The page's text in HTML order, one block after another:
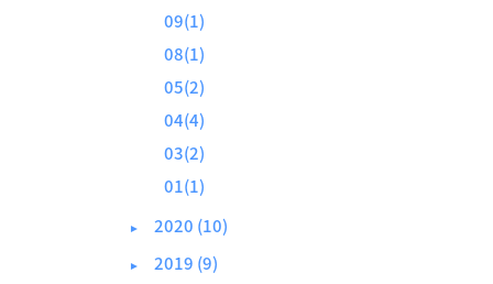
09(1)
08(1)
05(2)
04(4)
03(2)
01(1)
► 2020 (10)
► 2019 (9)